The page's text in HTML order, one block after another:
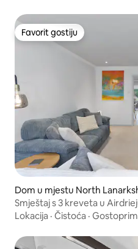
Favorit gostiju
Favorit gostiju
Dom u mjestu North
Smještaj s 3 kreveta u
Lokacija · Čistoća ·